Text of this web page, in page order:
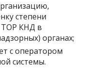
степени
ТОР КНД в
органах;
с оператором
системы.